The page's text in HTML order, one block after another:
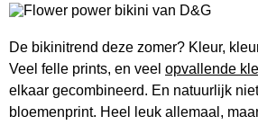
De bikinitrend deze zomer? Kleur,
Veel felle prints, en veel opvallende
elkaar gecombineerd. En natuurlijk
bloemenprint. Heel leuk allemaal,